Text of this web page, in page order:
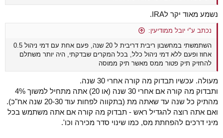
נשמע מאוד יקר לIRA.
נכתב ע"י יובל ממודיעין:
השתמשתי במחשבון ריבית דריבית ל 20 שנה, פעם אחת עם דמי ניהול 0.5
אחוז ופעם ללא דמי ניהול כלל, בכל המקרים שבדקתי, היה יותר משתלם
להחזיק תיק פטור ממס מאשר תיק ממוסה
מעולה. עכשיו תבדוק מה קורה אחרי 30 שנה.
ותבדוק מה קורה אם אחרי 30 שנה (או 20) אתה מתחיל למשוך 4%
מהתיק כל שנה עד שאתה מת (בתקווה לפחות עוד 20-30 שנה אח"כ).
ואם אתה רוצה להגדיל ראש - תבדוק מה קורה אם אתה משתמש בכל
מיני דרכים להפחתת מס, כמו שינוי סדר מכירה וכו'.